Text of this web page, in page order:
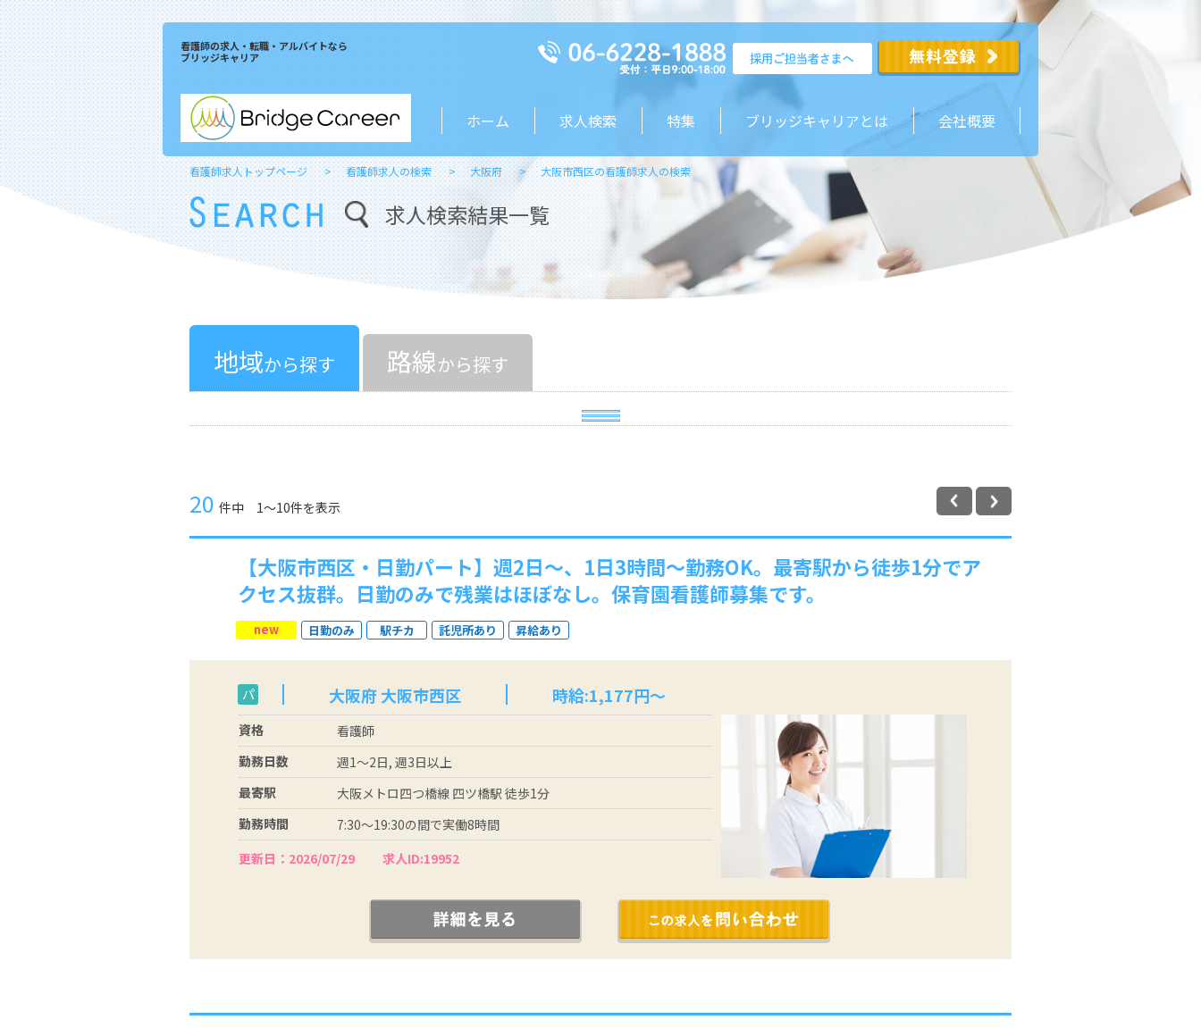
看護師の求人・転職・アルバイトなら
ブリッジキャリア
ホーム 求人検索 特集 ブリッジキャリアとは 会社概要
看護師求人トップページ 看護師求人の検索 大阪府 大阪市西区の看護師求人の検索
求人検索結果一覧
地域から探す 路線から探す
20 件中 1〜10件を表示
【大阪市西区・日勤パート】週2日～、1日3時間～勤務OK。最寄駅から徒歩1分でア
クセス抜群。日勤のみで残業はほぼなし。保育園看護師募集です。
new 日勤のみ 駅チカ 託児所あり 昇給あり
パ 大阪府 大阪市西区 時給:1,177円～
資格
看護師
勤務日数
週1～2日, 週3日以上
最寄駅
大阪メトロ四つ橋線 四ツ橋駅 徒歩1分
勤務時間
7:30～19:30の間で実働8時間
更新日：2026/07/29
求人ID:19952